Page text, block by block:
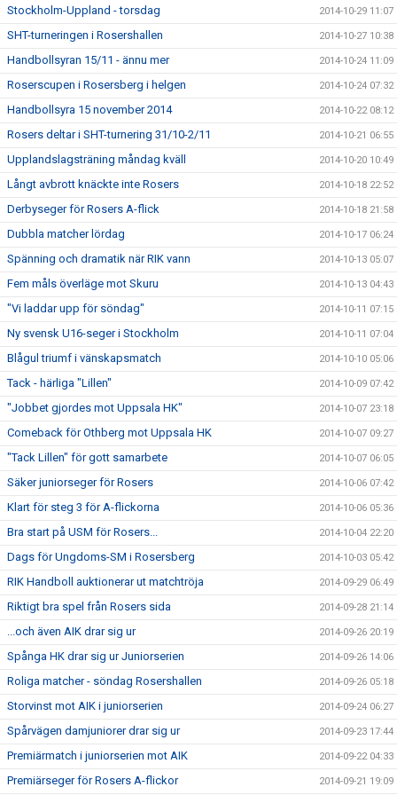
Stockholm-Uppland - torsdag 2014-10-29 11:07
SHT-turneringen i Rosershallen 2014-10-27 10:38
Handbollsyran 15/11 - ännu mer 2014-10-24 11:09
Roserscupen i Rosersberg i helgen 2014-10-24 07:32
Handbollsyra 15 november 2014 2014-10-22 08:12
Rosers deltar i SHT-turnering 31/10-2/11 2014-10-21 06:55
Upplandslagsträning måndag kväll 2014-10-20 10:49
Långt avbrott knäckte inte Rosers 2014-10-18 22:52
Derbyseger för Rosers A-flick 2014-10-18 21:58
Dubbla matcher lördag 2014-10-17 06:24
Spänning och dramatik när RIK vann 2014-10-13 05:07
Fem måls överläge mot Skuru 2014-10-13 04:43
"Vi laddar upp för söndag" 2014-10-11 07:15
Ny svensk U16-seger i Stockholm 2014-10-11 07:04
Blågul triumf i vänskapsmatch 2014-10-10 05:06
Tack - härliga "Lillen" 2014-10-09 07:42
"Jobbet gjordes mot Uppsala HK" 2014-10-07 23:18
Comeback för Othberg mot Uppsala HK 2014-10-07 09:27
"Tack Lillen" för gott samarbete 2014-10-07 06:05
Säker juniorseger för Rosers 2014-10-06 07:42
Klart för steg 3 för A-flickorna 2014-10-06 05:36
Bra start på USM för Rosers... 2014-10-04 22:20
Dags för Ungdoms-SM i Rosersberg 2014-10-03 05:42
RIK Handboll auktionerar ut matchtröja 2014-09-29 06:49
Riktigt bra spel från Rosers sida 2014-09-28 21:14
...och även AIK drar sig ur 2014-09-26 20:19
Spånga HK drar sig ur Juniorserien 2014-09-26 14:06
Roliga matcher - söndag Rosershallen 2014-09-26 05:18
Storvinst mot AIK i juniorserien 2014-09-24 06:27
Spårvägen damjuniorer drar sig ur 2014-09-23 17:44
Premiärmatch i juniorserien mot AIK 2014-09-22 04:33
Premiärseger för Rosers A-flickor 2014-09-21 19:09